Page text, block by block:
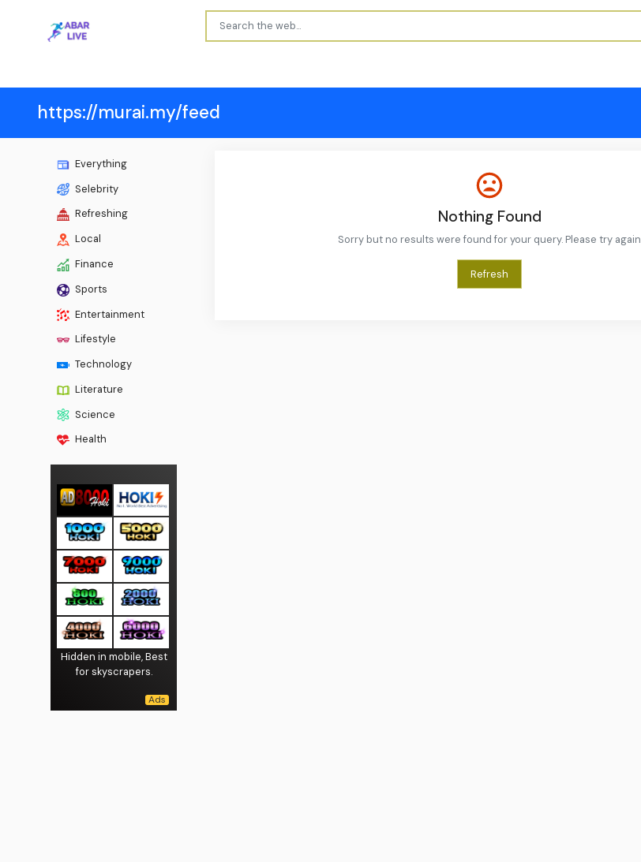
https://murai.my/feed
Everything
Selebrity
Refreshing
Local
Finance
Sports
Entertainment
Lifestyle
Technology
Literature
Science
Health
Hidden in mobile, Best
for skyscrapers.
Nothing Found
Sorry but no results were found for your query. Please try again
Refresh